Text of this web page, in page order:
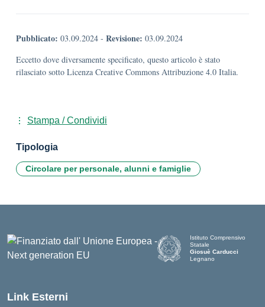
Pubblicato: 03.09.2024 - Revisione: 03.09.2024
Eccetto dove diversamente specificato, questo articolo è stato
rilasciato sotto Licenza Creative Commons Attribuzione 4.0 Italia.
Stampa / Condividi
Tipologia
Circolare per personale, alunni e famiglie
Istituto Comprensivo
Statale
Giosuè Carducci
Legnano
Link Esterni